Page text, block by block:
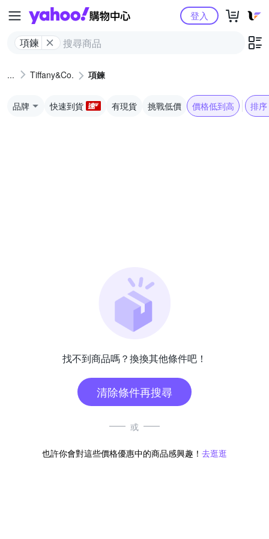
Yahoo購物中心
項鍊
登入
Tiffany&Co. 項鍊
品牌 快速到貨 有現貨 挑戰低價 價格低到高 排序
找不到商品嗎？換換其他條件吧！
清除條件再搜尋
或
也許你會對這些價格優惠中的商品感興趣！ 去逛逛